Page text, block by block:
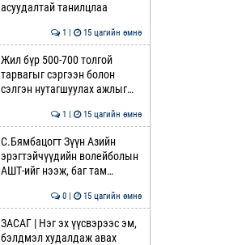
асуудалтай танилцлаа
1 | 15 цагийн өмнө
Жил бүр 500-700 толгой
тарвагыг сэргээн болон
сэлгэн нутагшуулах ажлыг…
1 | 15 цагийн өмнө
С.Бямбацогт Зүүн Азийн
эрэгтэйчүүдийн волейболын
АШТ-ийг нээж, баг там…
0 | 15 цагийн өмнө
ЗАСАГ | Нэг эх үүсвэрээс эм,
бэлдмэл худалдаж авах